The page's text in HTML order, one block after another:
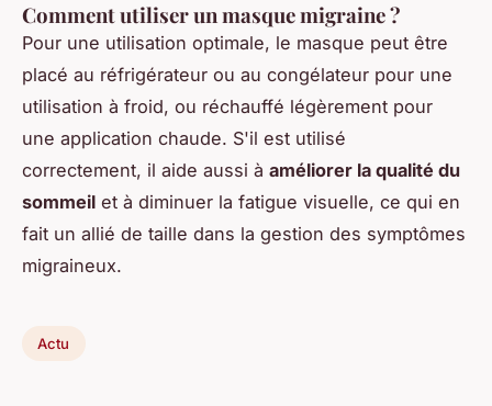
Comment utiliser un masque migraine ?
Pour une utilisation optimale, le masque peut être
placé au réfrigérateur ou au congélateur pour une
utilisation à froid, ou réchauffé légèrement pour
une application chaude. S'il est utilisé
correctement, il aide aussi à améliorer la qualité du
sommeil et à diminuer la fatigue visuelle, ce qui en
fait un allié de taille dans la gestion des symptômes
migraineux.
Actu